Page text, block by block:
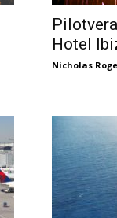
Hotel
Nicholas